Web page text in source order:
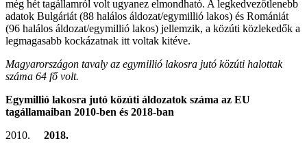
még hét tagállamról volt ugyanez elmondható. A legkedvezőtlenebb
adatok Bulgáriát (88 halálos áldozat/egymillió lakos) és Romániát
(96 halálos áldozat/egymillió lakos) jellemzik, a közúti közlekedők a
legmagasabb kockázatnak itt voltak kitéve.
Magyarországon tavaly az egymillió lakosra jutó közúti halottak
száma 64 fő volt.
Egymillió lakosra jutó közúti áldozatok száma az EU
tagállamaiban 2010-ben és 2018-ban
2018.